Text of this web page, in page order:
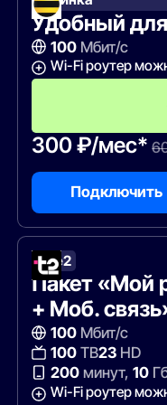
Удобный
100Мбит/с
Wi-Fi роутер
300 ₽/мес*
Подключить
Tele2
Пакет «Мой
+ Моб.
100Мбит/с
100ТВ23HD
200минут, 10
Wi-Fi роутер